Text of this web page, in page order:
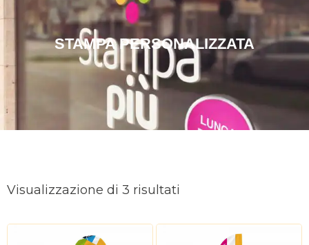
STAMPA PERSONALIZZATA
Visualizzazione di 3 risultati
più
recente